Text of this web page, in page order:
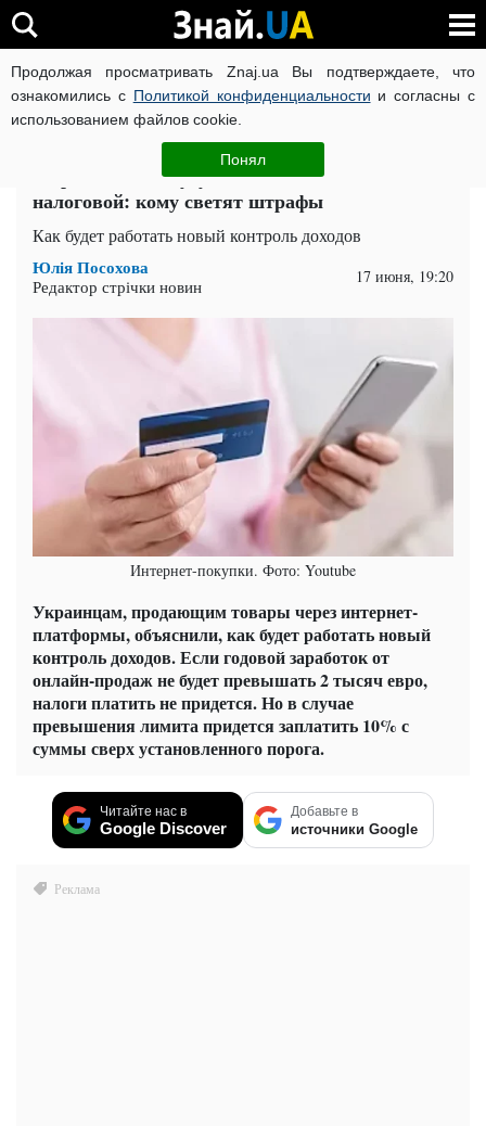
Продолжая просматривать Znaj.ua Вы подтверждаете, что
ознакомились с Политикой конфиденциальности и согласны с
использованием файлов cookie.
Понял
ВОЙНА РОССИИ ПРОТИВ УКРАИНЫ КОРОНАВИРУС В
ЧИТАТИ УКРАЇНСЬКОЮ
Маркетплейсы будут сливать данные
налоговой: кому светят штрафы
Как будет работать новый контроль доходов
Юлія Посохова
Редактор стрічки новин 17 июня, 19:20
Интернет-покупки. Фото: Youtube
Украинцам, продающим товары через интернет-
платформы, объяснили, как будет работать новый
контроль доходов. Если годовой заработок от
онлайн-продаж не будет превышать 2 тысяч евро,
налоги платить не придется. Но в случае
превышения лимита придется заплатить 10% с
суммы сверх установленного порога.
Читайте нас в
Google Discover
Добавьте в
источники Google